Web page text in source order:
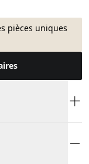
pièces uniques